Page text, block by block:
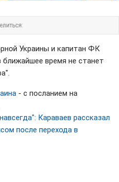
Украины и капитан ФК
время не станет
- с посланием на
Караваев рассказал
после перехода в